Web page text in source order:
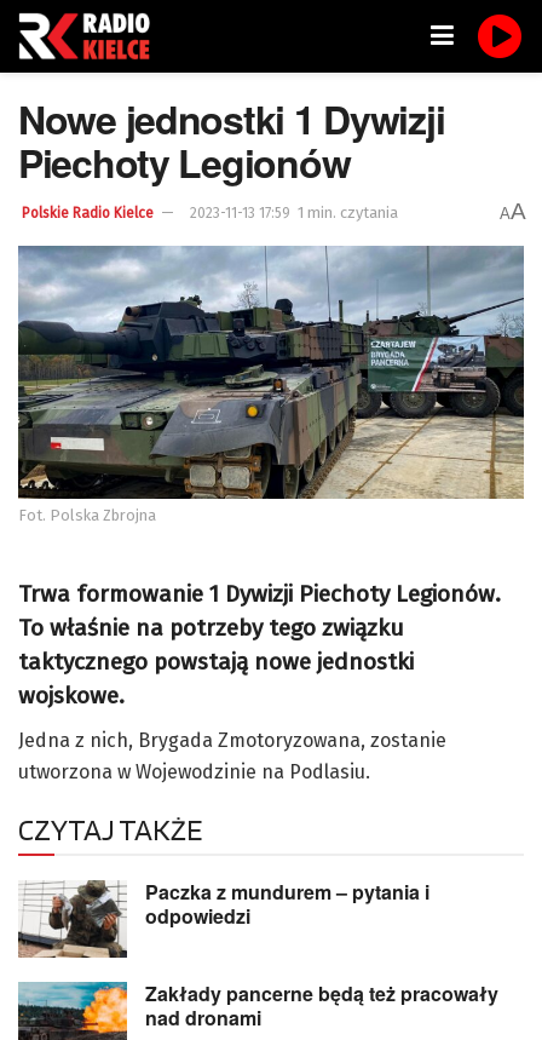
Nowe jednostki 1 Dywizji
Piechoty Legionów
Polskie Radio Kielce 2023-11-13 17:59 1 min. czytania AA
Fot. Polska Zbrojna
Trwa formowanie 1 Dywizji Piechoty Legionów.
To właśnie na potrzeby tego związku
taktycznego powstają nowe jednostki
wojskowe.
Jedna z nich, Brygada Zmotoryzowana, zostanie
utworzona w Wojewodzinie na Podlasiu.
CZYTAJ TAKŻE
Paczka z mundurem – pytania i
odpowiedzi
Zakłady pancerne będą też pracowały
nad dronami